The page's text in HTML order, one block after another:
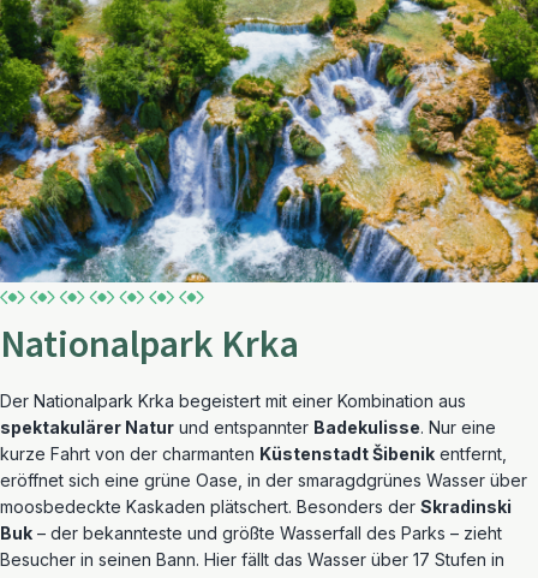
Nationalpark Krka
Der Nationalpark Krka begeistert mit einer Kombination aus
spektakulärer Natur und entspannter Badekulisse. Nur eine
kurze Fahrt von der charmanten Küstenstadt Šibenik entfernt,
eröffnet sich eine grüne Oase, in der smaragdgrünes Wasser über
moosbedeckte Kaskaden plätschert. Besonders der Skradinski
Buk – der bekannteste und größte Wasserfall des Parks – zieht
Besucher in seinen Bann. Hier fällt das Wasser über 17 Stufen in